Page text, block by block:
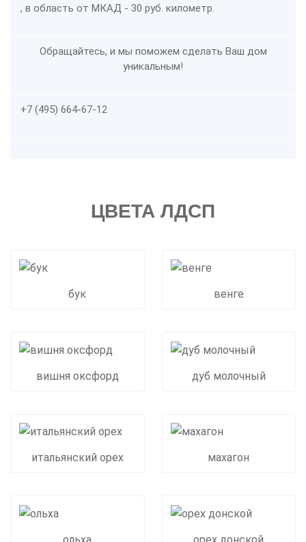
, в область от МКАД - 30 руб. километр.
Обращайтесь, и мы поможем сделать Ваш дом
уникальным!
+7 (495) 664-67-12
ЦВЕТА ЛДСП
бук венге
вишня оксфорд дуб молочный
итальянский орех махагон